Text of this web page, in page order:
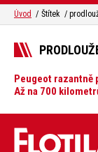
Úvod Štítek
Peugeot
Až na 700